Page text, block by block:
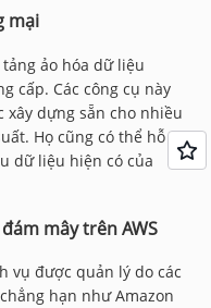
mại
ảo hóa dữ liệu
cấp. Các công cụ này
dựng sẵn cho nhiều
Họ cũng có thể hỗ
dữ liệu hiện có của
mây trên AWS
vụ được quản lý do các
hạn như Amazon